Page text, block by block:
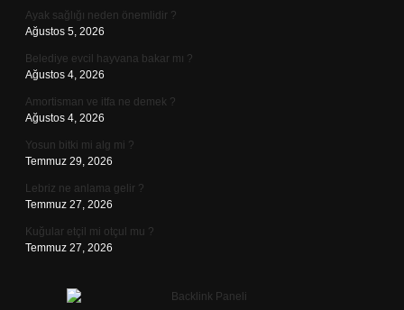
Ayak sağlığı neden önemlidir ?
Ağustos 5, 2026
Belediye evcil hayvana bakar mı ?
Ağustos 4, 2026
Amortisman ve itfa ne demek ?
Ağustos 4, 2026
Yosun bitki mi alg mi ?
Temmuz 29, 2026
Lebriz ne anlama gelir ?
Temmuz 27, 2026
Kuğular etçil mi otçul mu ?
Temmuz 27, 2026